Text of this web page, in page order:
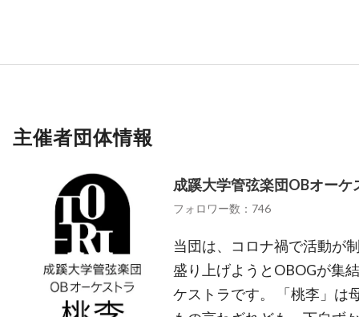
主催者団体情報
成蹊大学管弦楽団OBオーケ
フォロワー数：746
当団は、コロナ禍で活動が
盛り上げようとOBOGが集
ケストラです。 「桃李」は